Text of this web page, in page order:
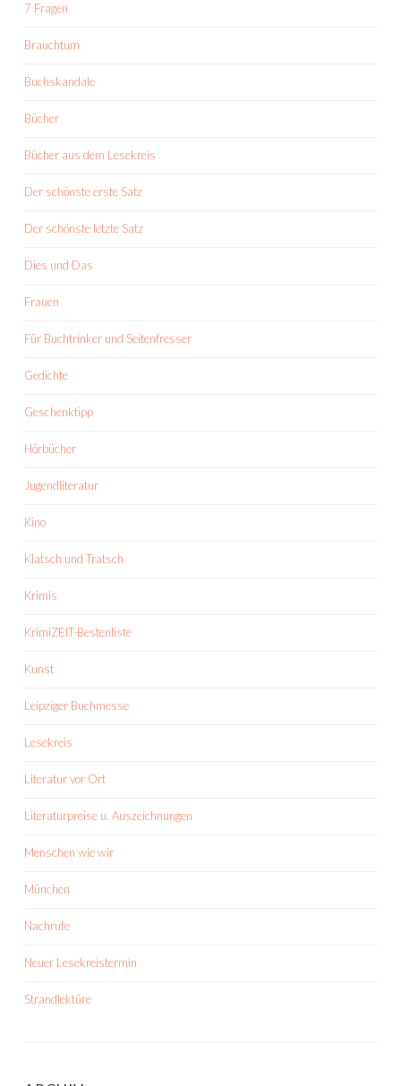
7 Fragen
Brauchtum
Buchskandale
Bücher
Bücher aus dem Lesekreis
Der schönste erste Satz
Der schönste letzte Satz
Dies und Das
Frauen
Für Buchtrinker und Seitenfresser
Gedichte
Geschenktipp
Hörbücher
Jugendliteratur
Kino
Klatsch und Tratsch
Krimis
KrimiZEIT-Bestenliste
Kunst
Leipziger Buchmesse
Lesekreis
Literatur vor Ort
Literaturpreise u. Auszeichnungen
Menschen wie wir
München
Nachrufe
Neuer Lesekreistermin
Strandlektüre